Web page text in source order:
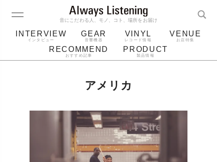
音にこだわる人、モノ、コト、場所をお届け
INTERVIEW
インタビュー
GEAR
音響機器
VINYL
レコード情報
VENUE
お店特集
RECOMMEND
おすすめ記事
PRODUCT
製品情報
bluetooth
アメリカ